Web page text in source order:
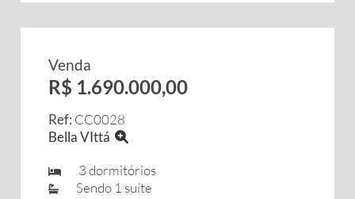
Venda
R$ 1.690.000,00
Ref: CC0028
Bella VIttá
3 dormitórios
Sendo 1 suíte